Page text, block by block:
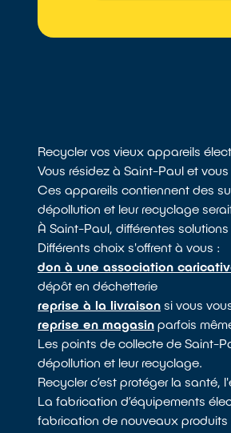
Recycler vos vieux appareils
Vous résidez à Saint-Paul et
Ces appareils contiennent des
dépollution et leur recyclage
À Saint-Paul, différentes
Différents choix s'offrent à vous :
don à une association
dépôt en déchetterie
reprise à la livraison si vous
reprise en magasin parfois
Les points de collecte de Saint-
dépollution et leur recyclage.
Recycler c’est protéger la santé,
La fabrication d’équipements
fabrication de nouveaux